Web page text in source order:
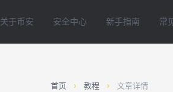
关于币安 安全中心 新手指南 常
首页 › 教程 › 文章详情